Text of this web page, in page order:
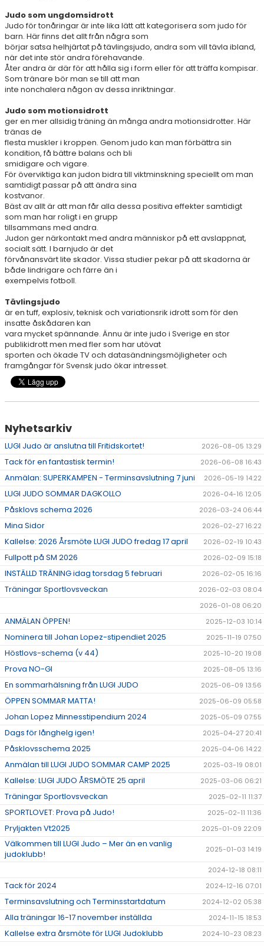
Judo som ungdomsidrott
Judo för tonåringar är inte lika lätt att kategorisera som judo för
barn. Här finns det allt från några som
börjar satsa helhjärtat på tävlingsjudo, andra som vill tävla ibland,
när det inte stör andra förehavande.
Åter andra är där för att hålla sig i form eller för att träffa kompisar.
Som tränare bör man se till att man
inte nonchalera någon av dessa inriktningar.
Judo som motionsidrott
ger en mer allsidig träning än många andra motionsidrotter. Här
tränas de
flesta muskler i kroppen. Genom judo kan man förbättra sin
kondition, få bättre balans och bli
smidigare och vigare.
För överviktiga kan judon bidra till viktminskning speciellt om man
samtidigt passar på att ändra sina
kostvanor.
Bäst av allt är att man får alla dessa positiva effekter samtidigt
som man har roligt i en grupp
tillsammans med andra.
Judon ger närkontakt med andra människor på ett avslappnat,
socialt sätt. I barnjudo är det
förvånansvärt lite skador. Vissa studier pekar på att skadorna är
både lindrigare och färre än i
exempelvis fotboll.
Tävlingsjudo
är en tuff, explosiv, teknisk och variationsrik idrott som för den
insatte åskådaren kan
vara mycket spännande. Ännu är inte judo i Sverige en stor
publikidrott men med fler som har utövat
sporten och ökade TV och datasändningsmöjligheter och
framgångar för Svensk judo ökar intresset.
Nyhetsarkiv
LUGI Judo är anslutna till Fritidskortet! 2026-08-05 13:29
Tack för en fantastisk termin! 2026-06-08 16:43
Anmälan: SUPERKAMPEN - Terminsavslutning 7 juni 2026-05-19 14:22
LUGI JUDO SOMMAR DAGKOLLO 2026-04-16 12:05
Påsklovs schema 2026 2026-03-24 06:44
Mina Sidor 2026-02-27 16:22
Kallelse: 2026 Årsmöte LUGI JUDO fredag 17 april 2026-02-19 10:43
Fullpott på SM 2026 2026-02-09 15:18
INSTÄLLD TRÄNING idag torsdag 5 februari 2026-02-05 16:16
Träningar Sportlovsveckan
2026-02-03 08:04
2026-01-08 06:20
ANMÄLAN ÖPPEN! 2025-12-03 10:14
Nominera till Johan Lopez-stipendiet 2025 2025-11-19 07:50
Höstlovs-schema (v 44) 2025-10-20 19:08
Prova NO-GI 2025-08-05 13:16
En sommarhälsning från LUGI JUDO 2025-06-09 13:56
ÖPPEN SOMMAR MATTA! 2025-06-09 05:58
Johan Lopez Minnesstipendium 2024 2025-05-09 07:55
Dags för långhelg igen! 2025-04-27 20:41
Påsklovsschema 2025 2025-04-06 14:22
Anmälan till LUGI JUDO SOMMAR CAMP 2025 2025-03-19 08:01
Kallelse: LUGI JUDO ÅRSMÖTE 25 april 2025-03-06 06:21
Träningar Sportlovsveckan 2025-02-11 11:37
SPORTLOVET: Prova på Judo! 2025-02-11 11:36
Pryljakten Vt2025 2025-01-09 22:09
Välkommen till LUGI Judo – Mer än en vanlig
judoklubb!
2025-01-03 14:19
2024-12-18 08:11
Tack för 2024 2024-12-16 07:01
Terminsavslutning och Terminsstartdatum 2024-12-02 05:38
Alla träningar 16-17 november inställda 2024-11-15 18:53
Kallelse extra årsmöte för LUGI Judoklubb 2024-10-23 08:23